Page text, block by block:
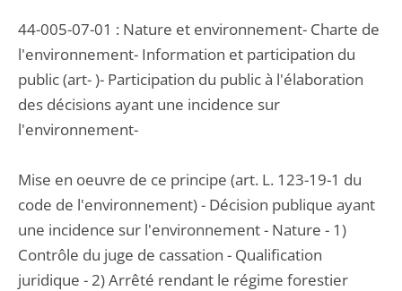
44-005-07-01 : Nature et environnement- Charte de
l'environnement- Information et participation du
public (art- )- Participation du public à l'élaboration
des décisions ayant une incidence sur
l'environnement-
Mise en oeuvre de ce principe (art. L. 123-19-1 du
code de l'environnement) - Décision publique ayant
une incidence sur l'environnement - Nature - 1)
Contrôle du juge de cassation - Qualification
juridique - 2) Arrêté rendant le régime forestier